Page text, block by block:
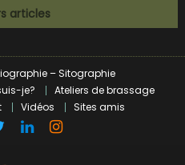
articles
introspection
le milieu brassicole
pour une bouchée de pain ?
– Sitographie
je?
Ateliers de brassage
Vidéos Sites amis